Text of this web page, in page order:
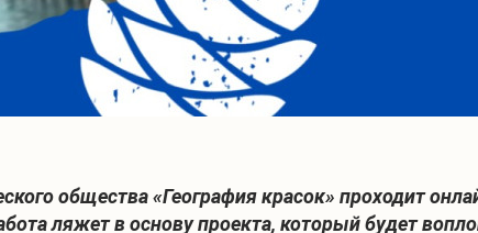
общества «География красок» проходит
ляжет в основу проекта, который будет